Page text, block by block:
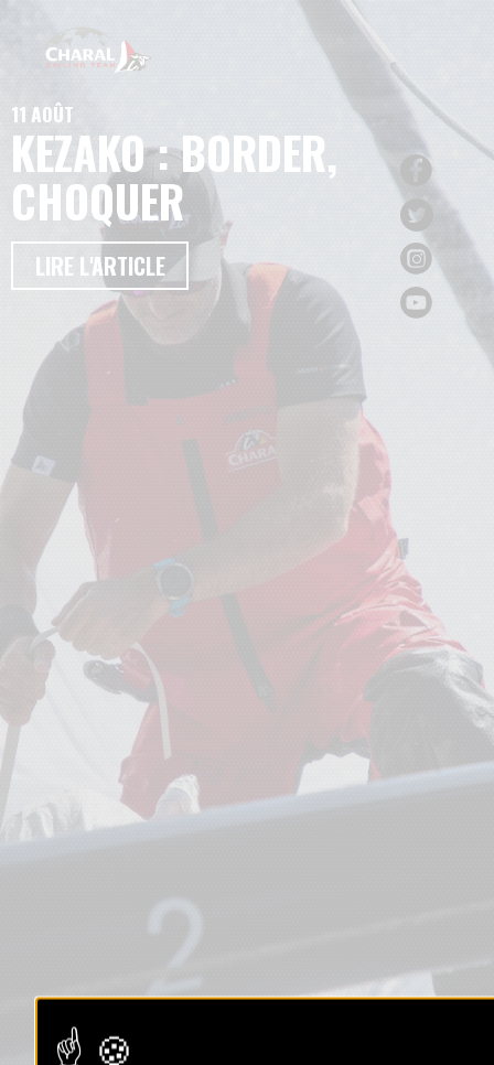
11 AOÛT
KEZAKO : BORDER,
CHOQUER
LIRE L'ARTICLE